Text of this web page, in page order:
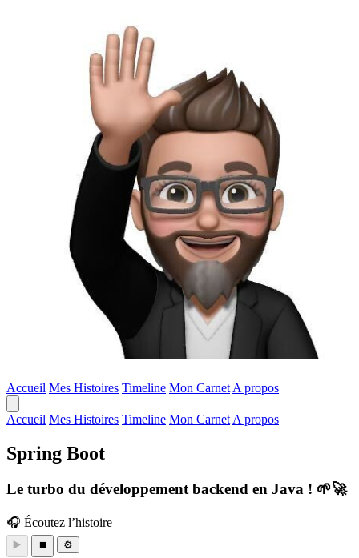
Accueil Mes Histoires Timeline Mon Carnet A propos
Accueil Mes Histoires Timeline Mon Carnet A propos
Spring Boot
Le turbo du développement backend en Java ! 🌱🚀
🎧 Écoutez l’histoire
▶️ ⏹️ ⚙️